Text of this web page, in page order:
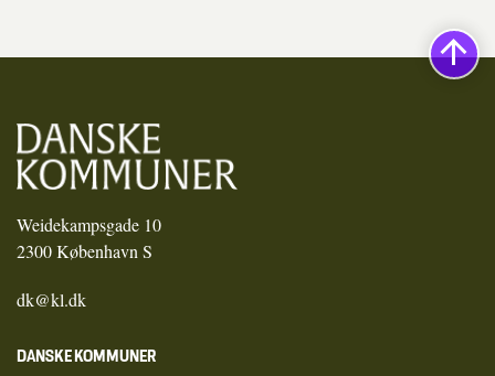
Weidekampsgade 10
2300 København S
dk@kl.dk
DANSKE KOMMUNER